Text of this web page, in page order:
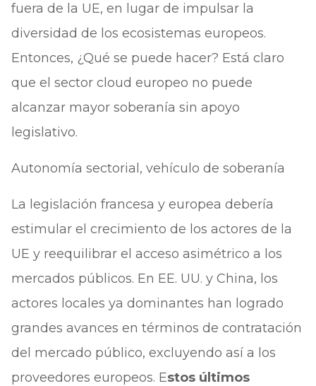
fuera de la UE, en lugar de impulsar la
diversidad de los ecosistemas europeos.
Entonces, ¿Qué se puede hacer? Está claro
que el sector cloud europeo no puede
alcanzar mayor soberanía sin apoyo
legislativo.
Autonomía sectorial, vehículo de soberanía
La legislación francesa y europea debería
estimular el crecimiento de los actores de la
UE y reequilibrar el acceso asimétrico a los
mercados públicos. En EE. UU. y China, los
actores locales ya dominantes han logrado
grandes avances en términos de contratación
del mercado público, excluyendo así a los
proveedores europeos. Estos últimos